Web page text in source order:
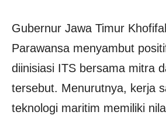
Gubernur Jawa Timur
Parawansa menyambut
diinisiasi ITS bersama mitra
tersebut. Menurutnya, kerja
teknologi maritim memiliki